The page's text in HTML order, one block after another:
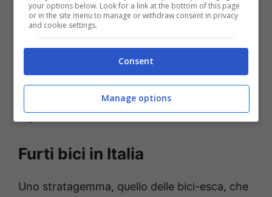
Una volta catturato il ladro, se ritenuto
colpevole del furto, dovrà pagare fino a 400
euro di multa, anche se l’utilizzo libero delle
“bici-esca”, almeno nelle intenzioni
dell’amministrazione, dovrebbe servire
soprattutto come deterrente.
Furti bici in Italia
Uno stratagemma, quello delle bici-esca, che
your options below. Look for a link at the bottom of this page
or in the site menu to manage or withdraw consent in privacy
and cookie settings.
Consent
Manage options